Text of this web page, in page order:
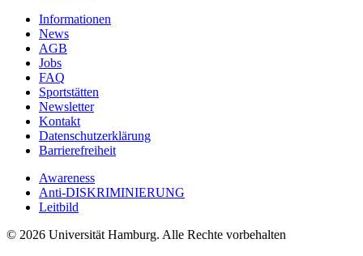
Informationen
News
AGB
Jobs
FAQ
Sportstätten
Newsletter
Kontakt
Datenschutzerklärung
Barrierefreiheit
Awareness
Anti-DISKRIMINIERUNG
Leitbild
© 2026 Universität Hamburg. Alle Rechte vorbehalten